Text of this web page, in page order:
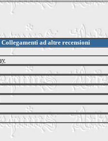
Collegamenti ad altre recensioni